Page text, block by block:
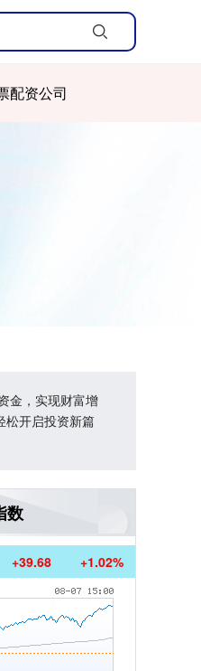
配资公司
金，实现财富增
松开启投资新篇
数
+39.68 +1.02%